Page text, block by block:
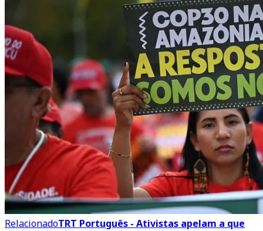
RelacionadoTRT Português - Ativistas apelam a que